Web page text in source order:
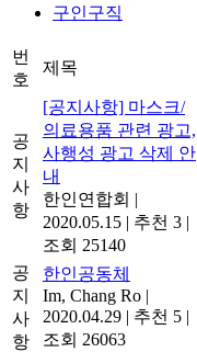
구인구직
번
호
제목
공
지
사
항
[공지사항] 마스크/
의료용품 관련 광고,
사행성 광고 삭제 안
내
한인연합회 |
2020.05.15 | 추천 3 |
조회 25140
공
지
사
항
한인공동체
Im, Chang Ro |
2020.04.29 | 추천 5 |
조회 26063